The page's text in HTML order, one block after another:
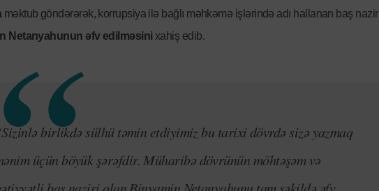
məktub göndərərək, korrupsiya ilə bağlı məhkəmə işlərində adı hallanan baş nazir
Netanyahunun əfv edilməsini xahiş edib.
birlikdə sülhü təmin etdiyimiz bu tarixi dövrdə sizə yazmaq
üçün böyük şərəfdir. Müharibə dövrünün möhtəşəm və